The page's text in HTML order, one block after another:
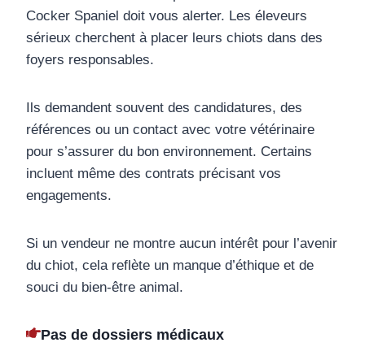
Cocker Spaniel doit vous alerter. Les éleveurs
sérieux cherchent à placer leurs chiots dans des
foyers responsables.
Ils demandent souvent des candidatures, des
références ou un contact avec votre vétérinaire
pour s’assurer du bon environnement. Certains
incluent même des contrats précisant vos
engagements.
Si un vendeur ne montre aucun intérêt pour l’avenir
du chiot, cela reflète un manque d’éthique et de
souci du bien-être animal.
Pas de dossiers médicaux